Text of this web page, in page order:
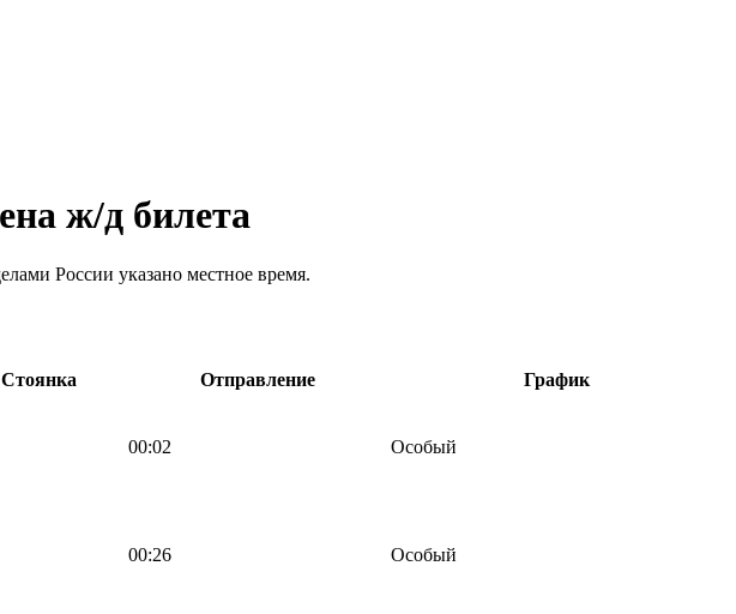
ж/д билета
России указано местное время.
Стоянка Отправление График
00:02 Особый
00:26 Особый